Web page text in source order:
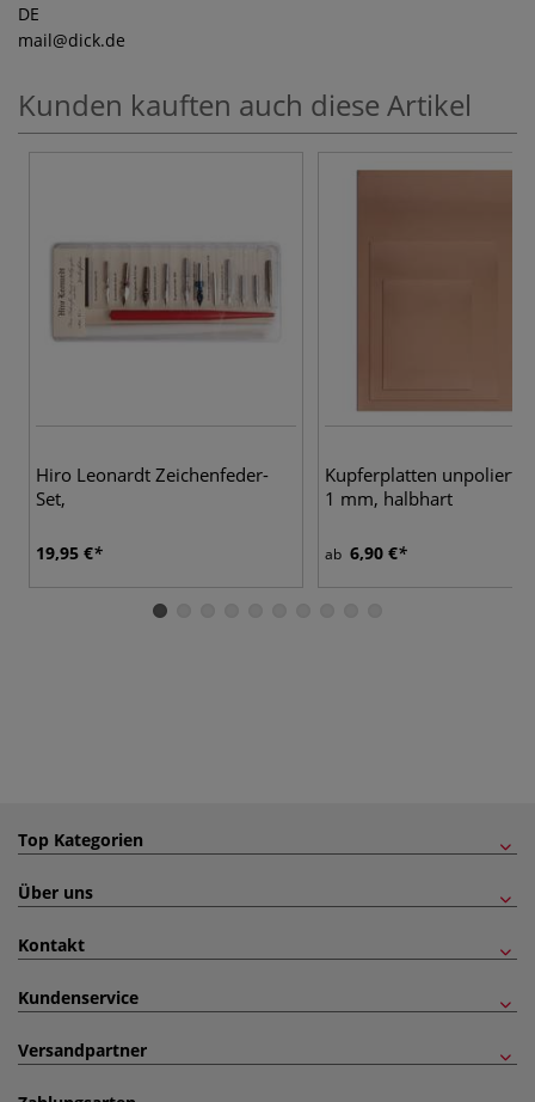
DE
mail@dick.de
Kunden kauften auch diese Artikel
Hiro Leonardt Zeichenfeder-
Set,
19,95 €
Kupferplatten unpoliert,
1 mm, halbhart
ab 6,90 €
Top Kategorien
Über uns
Kontakt
Kundenservice
Versandpartner